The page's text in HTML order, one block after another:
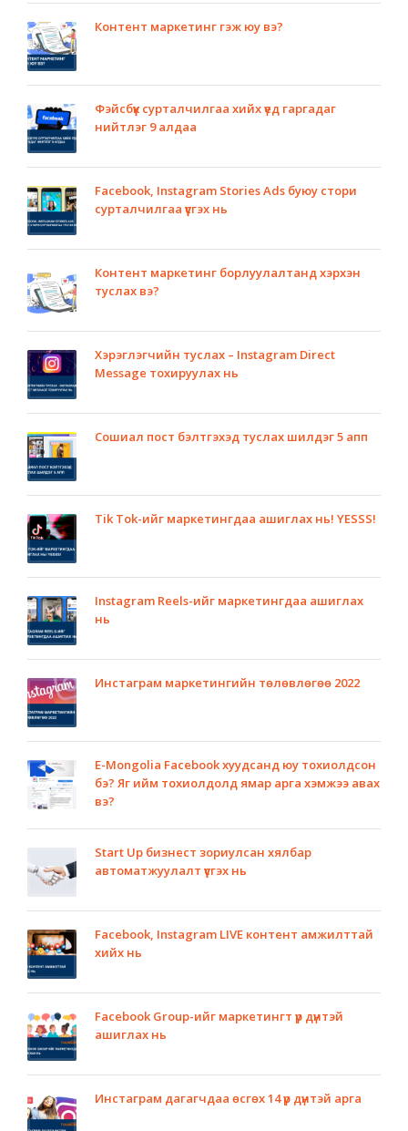
Контент маркетинг гэж юу вэ?
Фэйсбүүк сурталчилгаа хийх үед гаргадаг
нийтлэг 9 алдаа
Facebook, Instagram Stories Ads буюу стори
сурталчилгаа үүсгэх нь
Контент маркетинг борлуулалтанд хэрхэн
туслах вэ?
Хэрэглэгчийн туслах – Instagram Direct
Message тохируулах нь
Сошиал пост бэлтгэхэд туслах шилдэг 5 апп
Tik Tok-ийг маркетингдаа ашиглах нь! YESSS!
Instagram Reels-ийг маркетингдаа ашиглах
нь
Инстаграм маркетингийн төлөвлөгөө 2022
E-Mongolia Facebook хуудсанд юу тохиолдсон
бэ? Яг ийм тохиолдолд ямар арга хэмжээ авах
вэ?
Start Up бизнест зориулсан хялбар
автоматжуулалт үүсгэх нь
Facebook, Instagram LIVE контент амжилттай
хийх нь
Facebook Group-ийг маркетингт үр дүнтэй
ашиглах нь
Инстаграм дагагчдаа өсгөх 14 үр дүнтэй арга